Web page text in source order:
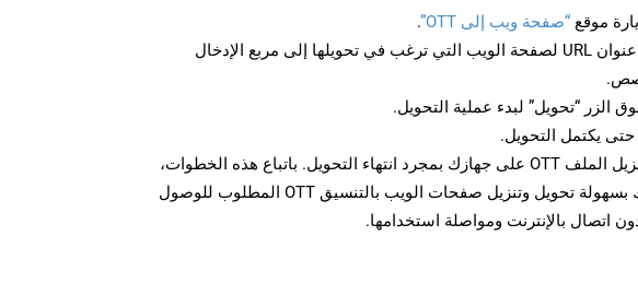
موقع “صفحة ويب إلى OTT”
.
أدخل عنوان URL لصفحة الويب التي ترغب في تحويلها إلى مربع الإدخال
الزر “تحويل” لبدء عملية التحويل.
حتى يكتمل التحويل.
قم بتنزيل الملف OTT على جهازك بمجرد انتهاء التحويل. باتباع هذه الخطوات،
يمكنك بسهولة تحويل وتنزيل صفحات الويب بالتنسيق OTT المطلوب للوصول
دون اتصال بالإنترنت ومواصلة استخدامها.